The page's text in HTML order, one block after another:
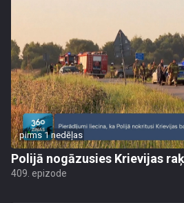
pirms 1 nedēļas
Polijā nogāzusies Krievijas
409. epizode